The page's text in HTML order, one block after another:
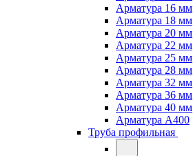
Арматура 16 мм
Арматура 18 мм
Арматура 20 мм
Арматура 22 мм
Арматура 25 мм
Арматура 28 мм
Арматура 32 мм
Арматура 36 мм
Арматура 40 мм
Арматура А400
Труба профильная